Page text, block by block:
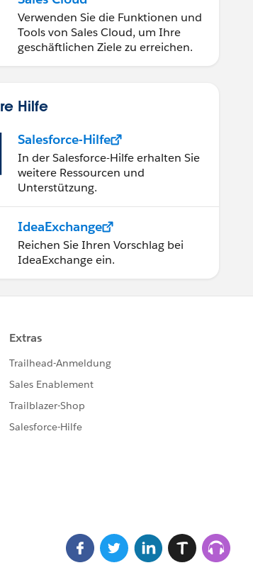
Verwenden Sie die Funktionen und
Tools von Sales Cloud, um Ihre
geschäftlichen Ziele zu erreichen.
Hilfe
Salesforce-Hilfe
In der Salesforce-Hilfe erhalten Sie
weitere Ressourcen und
Unterstützung.
IdeaExchange
Reichen Sie Ihren Vorschlag bei
IdeaExchange ein.